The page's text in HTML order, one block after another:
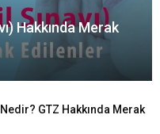
Hakkında Merak
GTZ Hakkında Merak